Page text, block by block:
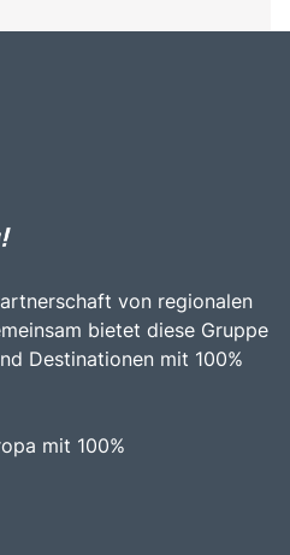
von regionalen
bietet diese Gruppe
Destinationen mit 100%
mit 100%